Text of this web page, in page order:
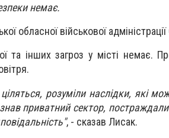
немає.
обласної військової
та інших загроз у місті немає.
розуміли наслідки, які
приватний сектор,
, - сказав Лисак.